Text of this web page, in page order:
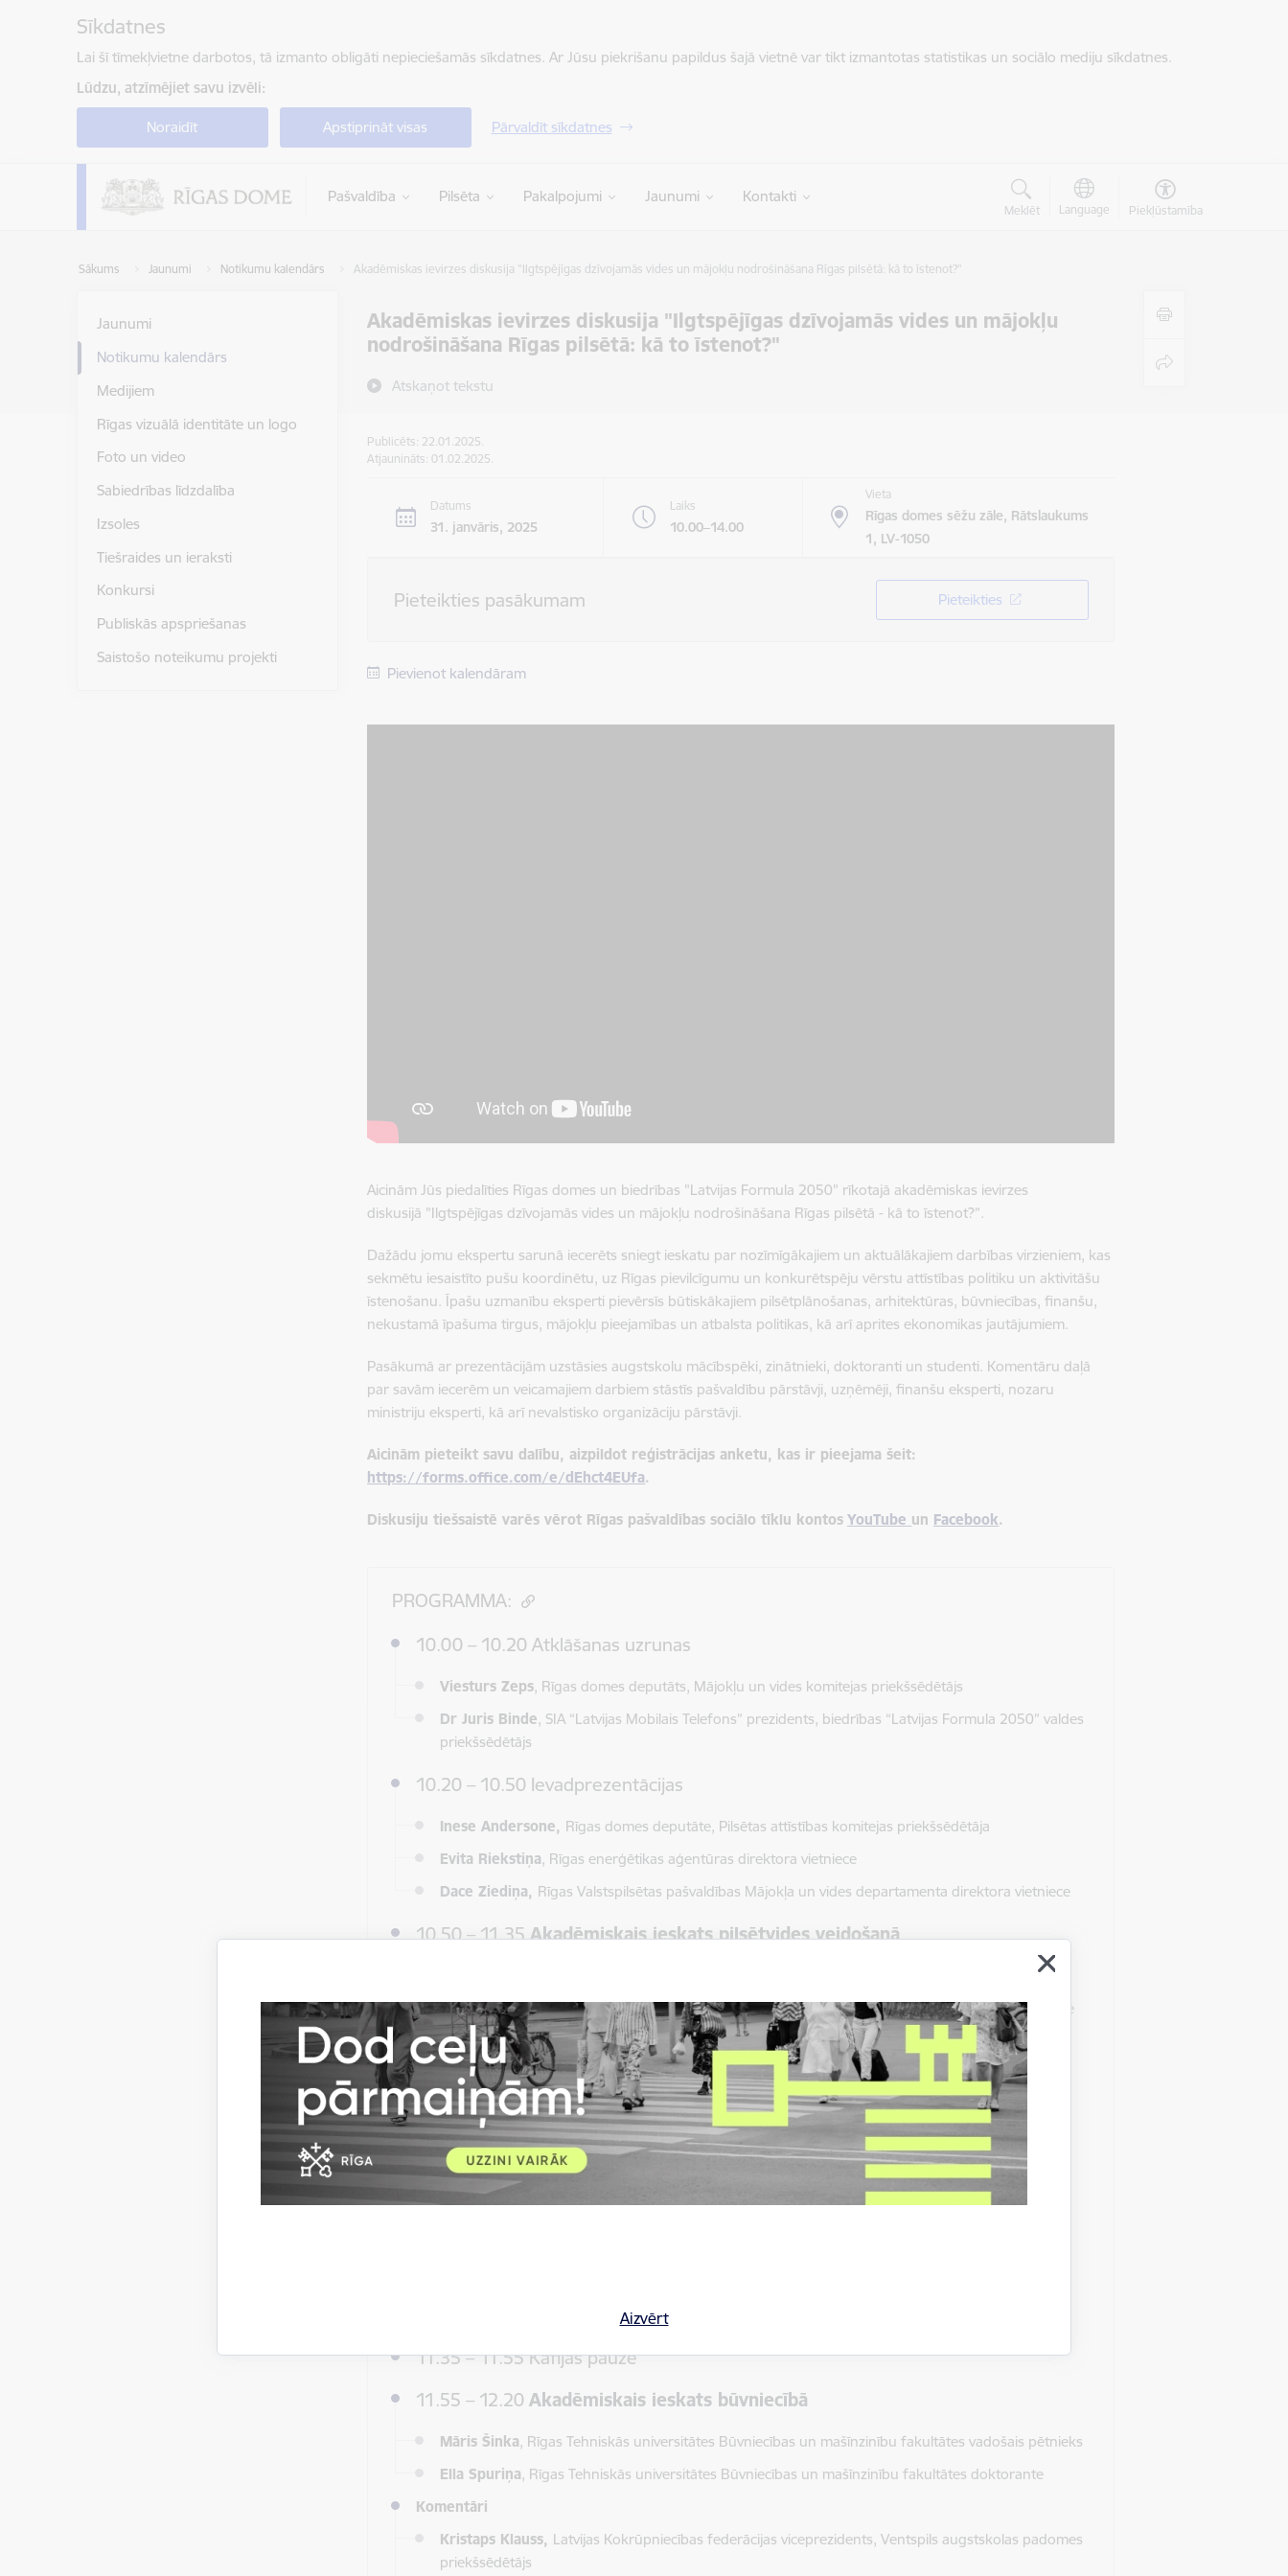
Sīkdatnes
Lai šī tīmekļvietne darbotos, tā izmanto obligāti nepieciešamās sīkdatnes. Ar Jūsu piekrišanu papildus šajā vietnē var tikt izmantotas statistikas un sociālo mediju sīkdatnes.
Lūdzu, atzīmējiet savu izvēli:
Noraidīt Apstiprināt visas Pārvaldīt sīkdatnes
Pašvaldība Pilsēta Pakalpojumi Jaunumi Kontakti
Meklēt Language Piekļūstamība
Sākums Jaunumi Notikumu kalendārs Akadēmiskas ievirzes diskusija "Ilgtspējīgas dzīvojamās vides un mājokļu nodrošināšana Rīgas pilsētā: kā to īstenot?"
Akadēmiskas ievirzes diskusija "Ilgtspējīgas dzīvojamās vides un mājokļu
nodrošināšana Rīgas pilsētā: kā to īstenot?"
Atskaņot tekstu
Aizvērt
Jaunumi
Notikumu kalendārs
Medijiem
Rīgas vizuālā identitāte un logo
Foto un video
Sabiedrības līdzdalība
Izsoles
Tiešraides un ieraksti
Konkursi
Publiskās apspriešanas
Saistošo noteikumu projekti
Publicēts: 22.01.2025.
Atjaunināts: 01.02.2025.
Datums
31. janvāris, 2025
Laiks
10.00–14.00
Vieta
Rīgas domes sēžu zāle, Rātslaukums
1, LV-1050
Pieteikties pasākumam Pieteikties
Pievienot kalendāram
Aicinām Jūs piedalīties Rīgas domes un biedrības "Latvijas Formula 2050" rīkotajā akadēmiskas ievirzes
diskusijā "Ilgtspējīgas dzīvojamās vides un mājokļu nodrošināšana Rīgas pilsētā - kā to īstenot?”.
Dažādu jomu ekspertu sarunā iecerēts sniegt ieskatu par nozīmīgākajiem un aktuālākajiem darbības virzieniem, kas
sekmētu iesaistīto pušu koordinētu, uz Rīgas pievilcīgumu un konkurētspēju vērstu attīstības politiku un aktivitāšu
īstenošanu. Īpašu uzmanību eksperti pievērsīs būtiskākajiem pilsētplānošanas, arhitektūras, būvniecības, finanšu,
nekustamā īpašuma tirgus, mājokļu pieejamības un atbalsta politikas, kā arī aprites ekonomikas jautājumiem.
Pasākumā ar prezentācijām uzstāsies augstskolu mācībspēki, zinātnieki, doktoranti un studenti. Komentāru daļā
par savām iecerēm un veicamajiem darbiem stāstīs pašvaldību pārstāvji, uzņēmēji, finanšu eksperti, nozaru
ministriju eksperti, kā arī nevalstisko organizāciju pārstāvji.
Aicinām pieteikt savu dalību, aizpildot reģistrācijas anketu, kas ir pieejama šeit:
https://forms.office.com/e/dEhct4EUfa.
Diskusiju tiešsaistē varēs vērot Rīgas pašvaldības sociālo tīklu kontosYouTube un Facebook.
PROGRAMMA:
10.00 – 10.20 Atklāšanas uzrunas
Viesturs Zeps, Rīgas domes deputāts, Mājokļu un vides komitejas priekšsēdētājs
Dr Juris Binde, SIA “Latvijas Mobilais Telefons” prezidents, biedrības “Latvijas Formula 2050” valdes
priekšsēdētājs
10.20 – 10.50 Ievadprezentācijas
Inese Andersone, Rīgas domes deputāte, Pilsētas attīstības komitejas priekšsēdētāja
Evita Riekstiņa, Rīgas enerģētikas aģentūras direktora vietniece
Dace Ziediņa, Rīgas Valstspilsētas pašvaldības Mājokļa un vides departamenta direktora vietniece
10.50 – 11.35Akadēmiskais ieskats pilsētvides veidošanā
Dr Māra Liepa – Zemeša,Rīgas Tehniskās universitātes Arhitektūras un dizaina institūta direktore
Dr Sandra Treija, Rīgas Tehniskās universitātes Arhitektūras un dizaina institūta profesore
Studentu pētījumi
Undīne Ģemze, Rīgas Tehniskās universitātes Arhitektūras fakultātes maģistra programmas
absolvente
MartaKalnpure - Krūmiņa
Rīgas Tehniskās universitātes Arhitektūras fakultātes maģistra
programmas absolvente
“AS Sakret holding” valdes priekšsēdētājs
11.35 – 11.55 Kafijas pauze
11.55 – 12.20Akadēmiskais ieskats būvniecībā
Māris Šinka, Rīgas Tehniskās universitātes Būvniecības un mašīnzinību fakultātes vadošais pētnieks
Ella Spuriņa, Rīgas Tehniskās universitātes Būvniecības un mašīnzinību fakultātes doktorante
Komentāri
Kristaps Klauss, Latvijas Kokrūpniecības federācijas viceprezidents, Ventspils augstskolas padomes
priekšsēdētājs